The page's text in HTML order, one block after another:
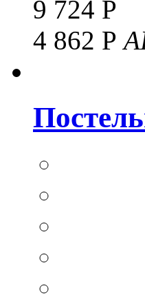
9 724 Р
4 862 Р